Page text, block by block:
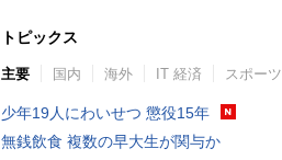
トピックス
主要 国内 海外 IT 経済 スポーツ
少年19人にわいせつ 懲役15年
無銭飲食 複数の早大生が関与か